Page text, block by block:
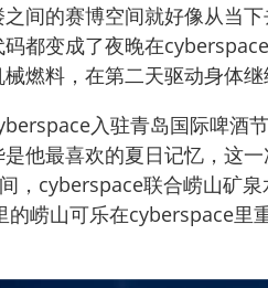
间的赛博空间就好像从当
都变成了夜晚在
燃料，在第二天驱动身体继
入驻青岛国际啤酒
他最喜欢的夏日记忆，这
，cyberspace联合崂山矿
的崂山可乐在cyberspace里